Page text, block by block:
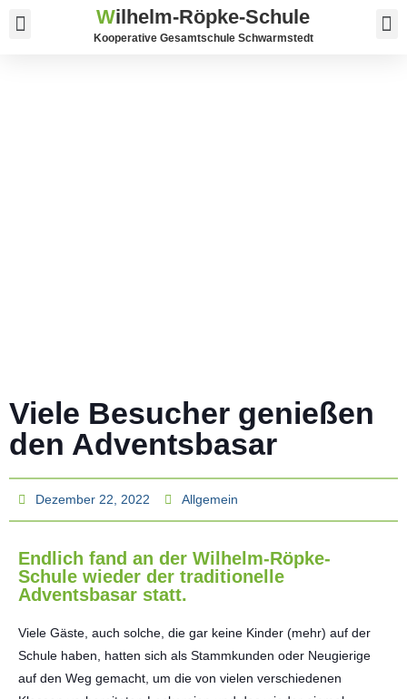
Wilhelm-Röpke-Schule
Kooperative Gesamtschule Schwarmstedt
Viele Besucher genießen
den Adventsbasar
Dezember 22, 2022 Allgemein
Endlich fand an der Wilhelm-Röpke-
Schule wieder der traditionelle
Adventsbasar statt.
Viele Gäste, auch solche, die gar keine Kinder (mehr) auf der
Schule haben, hatten sich als Stammkunden oder Neugierige
auf den Weg gemacht, um die von vielen verschiedenen